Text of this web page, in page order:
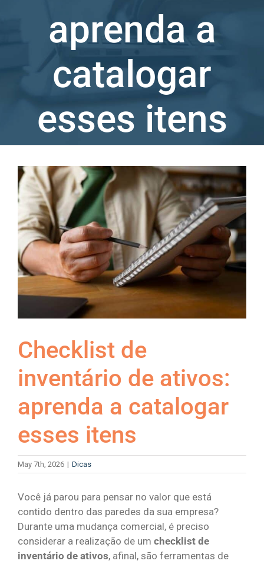
aprenda a
catalogar
esses itens
View
Larger
Image
Checklist de
inventário de ativos:
aprenda a catalogar
esses itens
May 7th, 2026 | Dicas
Você já parou para pensar no valor que está
contido dentro das paredes da sua empresa?
Durante uma mudança comercial, é preciso
considerar a realização de um checklist de
inventário de ativos, afinal, são ferramentas de